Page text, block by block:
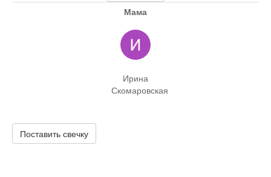
Мама
Ирина
Скомаровская
Поставить свечку